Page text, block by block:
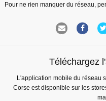
Pour ne rien manquer du réseau,
Téléchargez
L'application mobile du réseau
Corse est disponible sur les